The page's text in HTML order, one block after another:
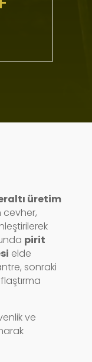
üretim
cevher,
pirit
elde
sonraki
ve